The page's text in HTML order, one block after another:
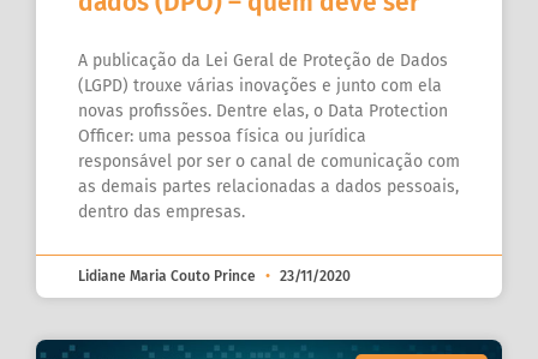
A publicação da Lei Geral de Proteção de Dados
(LGPD) trouxe várias inovações e junto com ela
novas profissões. Dentre elas, o Data Protection
Officer: uma pessoa física ou jurídica
responsável por ser o canal de comunicação com
as demais partes relacionadas a dados pessoais,
dentro das empresas.
Lidiane Maria Couto Prince 23/11/2020